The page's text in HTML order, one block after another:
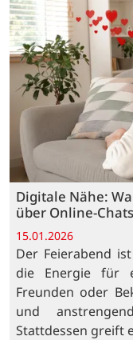
Digitale Nähe:
über Online-
15.01.2026
Der Feierabend
die Energie für
Freunden oder
und
Stattdessen greift